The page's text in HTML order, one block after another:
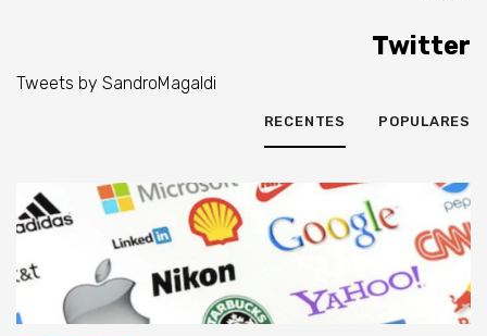
Twitter
Tweets by SandroMagaldi
POPULARES
RECENTES